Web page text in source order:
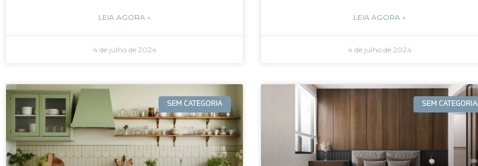
LEIA AGORA »
4 de julho de 2024
LEIA AGORA »
4 de julho de 2024
SEM CATEGORIA SEM CATEGORIA